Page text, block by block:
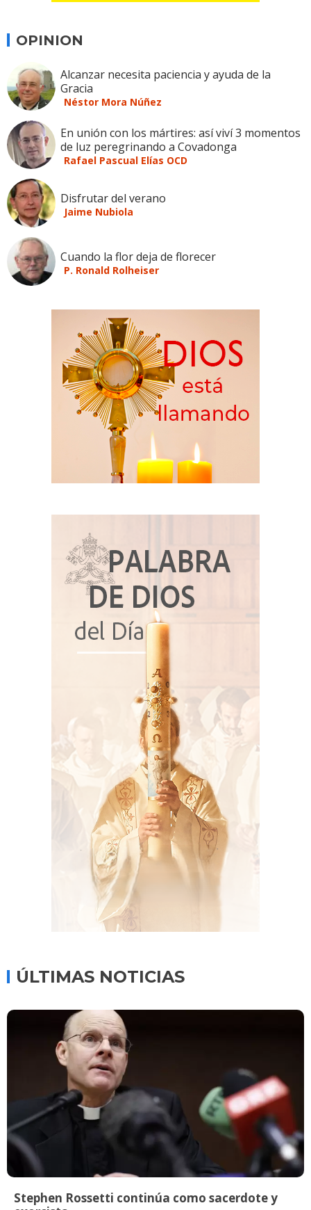
OPINION
Alcanzar necesita paciencia y ayuda de la
Gracia
Néstor Mora Núñez
En unión con los mártires: así viví 3 momentos
de luz peregrinando a Covadonga
Rafael Pascual Elías OCD
Disfrutar del verano
Jaime Nubiola
Cuando la flor deja de florecer
P. Ronald Rolheiser
ÚLTIMAS NOTICIAS
Stephen Rossetti continúa como sacerdote y